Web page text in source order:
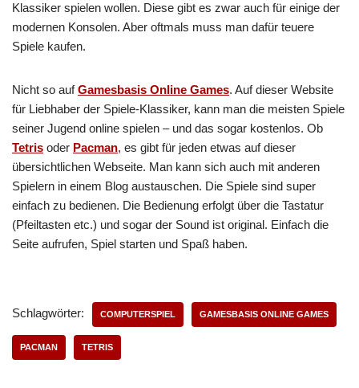
Klassiker spielen wollen. Diese gibt es zwar auch für einige der
modernen Konsolen. Aber oftmals muss man dafür teuere
Spiele kaufen.
Nicht so aufGamesbasis Online Games. Auf dieser Website
für Liebhaber der Spiele-Klassiker, kann man die meisten Spiele
seiner Jugend online spielen – und das sogar kostenlos. Ob
Tetris oder Pacman, es gibt für jeden etwas auf dieser
übersichtlichen Webseite. Man kann sich auch mit anderen
Spielern in einem Blog austauschen. Die Spiele sind super
einfach zu bedienen. Die Bedienung erfolgt über die Tastatur
(Pfeiltasten etc.) und sogar der Sound ist original. Einfach die
Seite aufrufen, Spiel starten und Spaß haben.
Schlagwörter: COMPUTERSPIEL GAMESBASIS ONLINE GAMES
PACMAN TETRIS